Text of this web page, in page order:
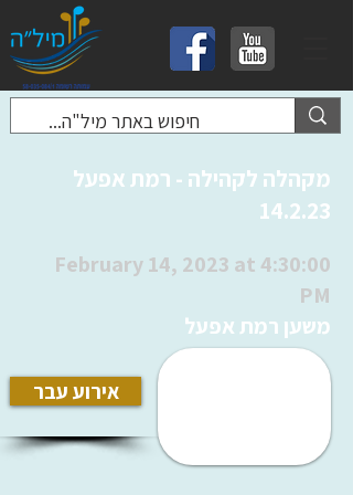
מקהלה לקהילה - רמת אפעל
14.2.23
February 14, 2023 at 4:30:00
PM
משען רמת אפעל
אירוע עבר